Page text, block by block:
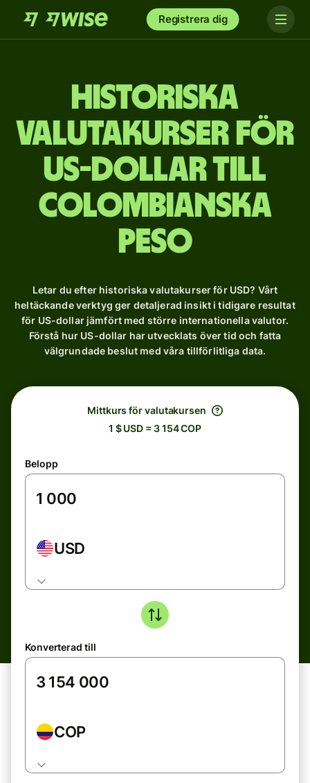
Registrera dig
Historiska
valutakurser för
US-dollar till
colombianska
peso
Letar du efter historiska valutakurser för USD? Vårt
heltäckande verktyg ger detaljerad insikt i tidigare resultat
för US-dollar jämfört med större internationella valutor.
Förstå hur US-dollar har utvecklats över tid och fatta
välgrundade beslut med våra tillförlitliga data.
Mittkurs för valutakursen
1 $ USD = 3 154 COP
Belopp
USD
Konverterad till
COP